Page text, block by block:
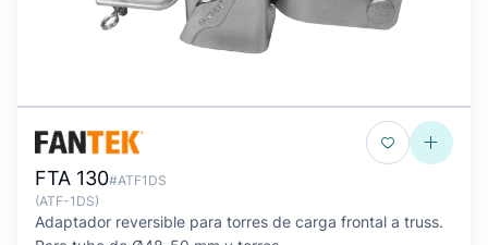
FTA 130#ATF1DS
(ATF-1DS)
Adaptador reversible para torres de carga frontal a truss.